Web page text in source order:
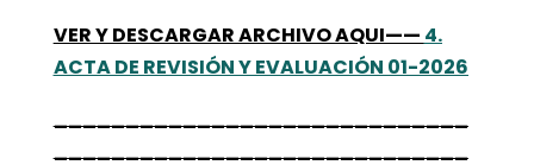
VER Y DESCARGAR ARCHIVO AQUI—— 4.
ACTA DE REVISIÓN Y EVALUACIÓN 01-2026
_____________________________
_____________________________